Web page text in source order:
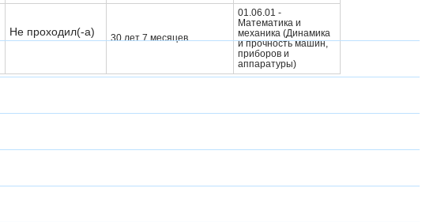
Не проходил(-а) 30 лет 7 месяцев
01.06.01 -
Математика и
механика (Динамика
и прочность машин,
приборов и
аппаратуры)